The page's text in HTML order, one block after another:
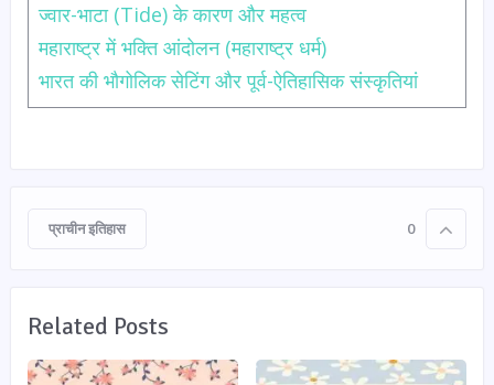
ज्वार-भाटा (Tide) के कारण और महत्व
महाराष्ट्र में भक्ति आंदोलन (महाराष्ट्र धर्म)
भारत की भौगोलिक सेटिंग और पूर्व-ऐतिहासिक संस्कृतियां
प्राचीन इतिहास 0
Related Posts